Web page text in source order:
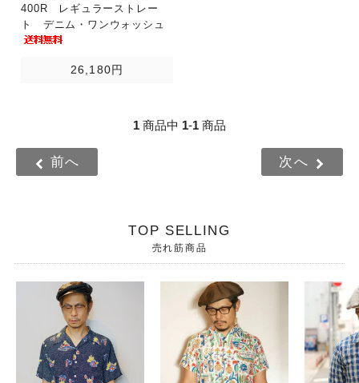
400R レギュラーストレー
ト デニム・ワンウォッシュ
26,180円
1 商品中 1-1 商品
前へ 次へ
TOP SELLING
売れ筋商品